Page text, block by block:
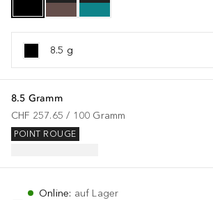
8.5 g
8.5 Gramm
CHF 257.65 / 100 Gramm
POINT ROUGE
Online: auf Lager